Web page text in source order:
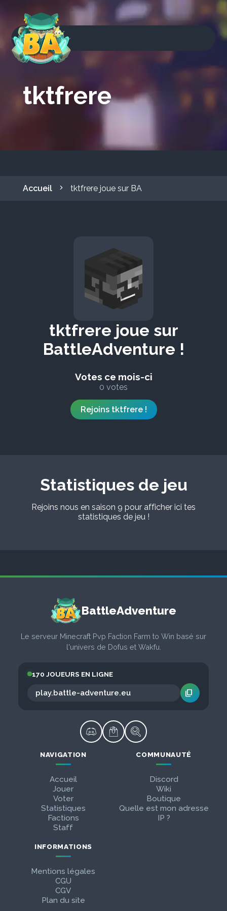
tktfrere
Accueil tktfrere joue sur BA
tktfrere joue sur
BattleAdventure !
Votes ce mois-ci
0 votes
Rejoins tktfrere !
Statistiques de jeu
Rejoins nous en saison 9 pour afficher ici tes
statistiques de jeu !
BattleAdventure
Le serveur Minecraft Pvp Faction Farm to Win basé sur
l'univers de Dofus et Wakfu.
170 JOUEURS EN LIGNE
content_copy
NAVIGATION
Accueil
Jouer
Voter
Statistiques
Factions
Staff
COMMUNAUTÉ
Discord
Wiki
Boutique
Quelle est mon adresse
IP ?
INFORMATIONS
Mentions légales
CGU
CGV
Plan du site